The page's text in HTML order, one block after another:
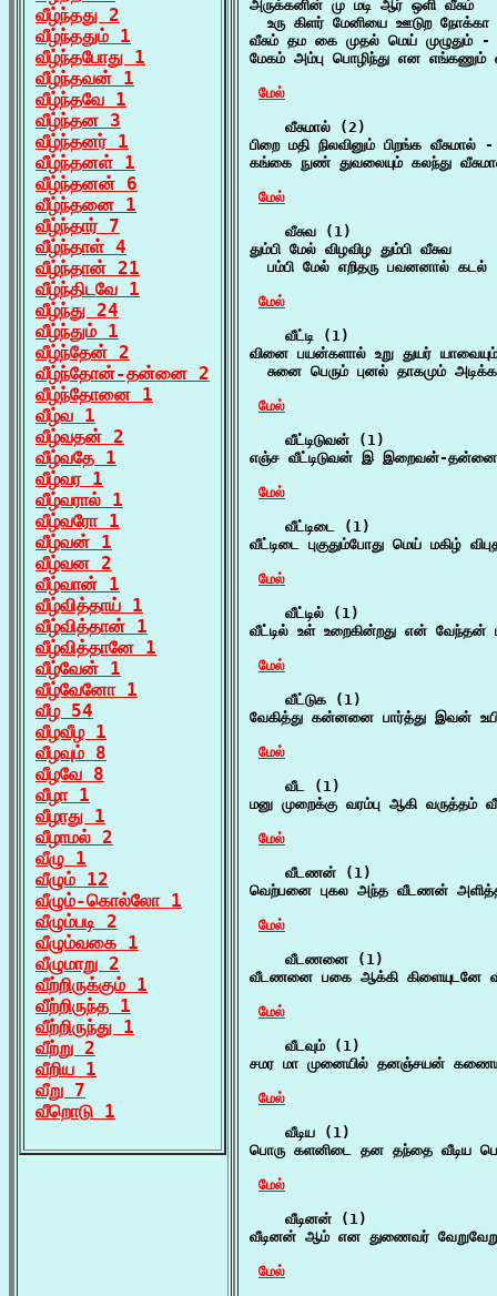
வீழ்ந்தது 2
வீழ்ந்ததும் 1
வீழ்ந்தபோது 1
வீழ்ந்தவன் 1
வீழ்ந்தவே 1
வீழ்ந்தன 3
வீழ்ந்தனர் 1
வீழ்ந்தனள் 1
வீழ்ந்தனன் 6
வீழ்ந்தனை 1
வீழ்ந்தார் 7
வீழ்ந்தாள் 4
வீழ்ந்தான் 21
வீழ்ந்திடவே 1
வீழ்ந்து 24
வீழ்ந்தும் 1
வீழ்ந்தேன் 2
வீழ்ந்தோன்-தன்னை 2
வீழ்ந்தோனை 1
வீழ்வ 1
வீழ்வதன் 2
வீழ்வதே 1
வீழ்வர 1
வீழ்வரால் 1
வீழ்வரோ 1
வீழ்வன் 1
வீழ்வன 2
வீழ்வான் 1
வீழ்வித்தாய் 1
வீழ்வித்தான் 1
வீழ்வித்தானே 1
வீழ்வேன் 1
வீழ்வேனோ 1
வீழ 54
வீழவீழ 1
வீழவும் 8
வீழவே 8
வீழா 1
வீழாது 1
வீழாமல் 2
வீழு 1
வீழும் 12
வீழும்-கொல்லோ 1
வீழும்படி 2
வீழும்வகை 1
வீழுமாறு 2
வீற்றிருக்கும் 1
வீற்றிருந்த 1
வீற்றிருந்து 1
வீற்று 2
வீறிய 1
வீறு 7
வீறொடு 1
அருக்கனின் மு மடி ஆர் ஒளி வீசும்
உரு கிளர் மேனியை ஊடுற நோக்கா
வீசும் தம கை முதல் மெய் முழுதும் -
மேகம் அம்பு பொழிந்து என எங்கணும்
மேல்
    வீசுமால் (2)
பிறை மதி நிலவினும் பிறங்க வீசுமால்
கங்கை நுண் துவலையும் கலந்து
மேல்
    வீசுவ (1)
தும்பி மேல் விழவிழ தும்பி வீசுவ
பம்பி மேல் எறிதரு பவனனால் கடல்
மேல்
    வீட்டி (1)
வினை பயன்களால் உறு துயர்
சுனை பெரும் புனல் தாகமும்
மேல்
    வீட்டிடுவன் (1)
எஞ்ச வீட்டிடுவன் இ இறைவன்-
மேல்
    வீட்டிடை (1)
வீட்டிடை புகுதும்போது மெய் மகிழ்
மேல்
    வீட்டில் (1)
வீட்டில் உள் உறைகின்றது என் வேந்தன்
மேல்
    வீட்டுக (1)
வேகித்து கன்னனை பார்த்து இவன்
மேல்
    வீட (1)
மனு முறைக்கு வரம்பு ஆகி வருத்தம்
மேல்
    வீடணன் (1)
வெற்பனை புகல அந்த வீடணன்
மேல்
    வீடணனை (1)
வீடணனை பகை ஆக்கி கிளையுடனே
மேல்
    வீடவும் (1)
சமர மா முனையில் தனஞ்சயன்
மேல்
    வீடிய (1)
பொரு களனிடை தன தந்தை வீடிய
மேல்
    வீடினன் (1)
வீடினன் ஆம் என துணைவர்
மேல்